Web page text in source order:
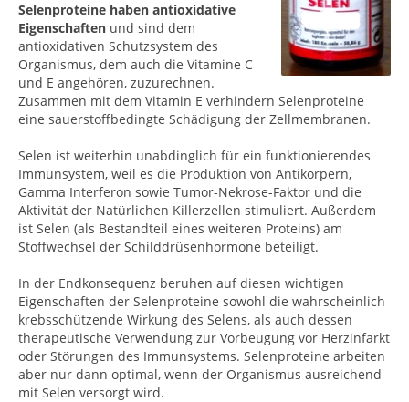
Selenproteine haben antioxidative
Eigenschaften und sind dem
antioxidativen Schutzsystem des
Organismus, dem auch die Vitamine C
und E angehören, zuzurechnen.
Zusammen mit dem Vitamin E verhindern Selenproteine
eine sauerstoffbedingte Schädigung der Zellmembranen.
Selen ist weiterhin unabdinglich für ein funktionierendes
Immunsystem, weil es die Produktion von Antikörpern,
Gamma Interferon sowie Tumor-Nekrose-Faktor und die
Aktivität der Natürlichen Killerzellen stimuliert. Außerdem
ist Selen (als Bestandteil eines weiteren Proteins) am
Stoffwechsel der Schilddrüsenhormone beteiligt.
In der Endkonsequenz beruhen auf diesen wichtigen
Eigenschaften der Selenproteine sowohl die wahrscheinlich
krebsschützende Wirkung des Selens, als auch dessen
therapeutische Verwendung zur Vorbeugung vor Herzinfarkt
oder Störungen des Immunsystems. Selenproteine arbeiten
aber nur dann optimal, wenn der Organismus ausreichend
mit Selen versorgt wird.